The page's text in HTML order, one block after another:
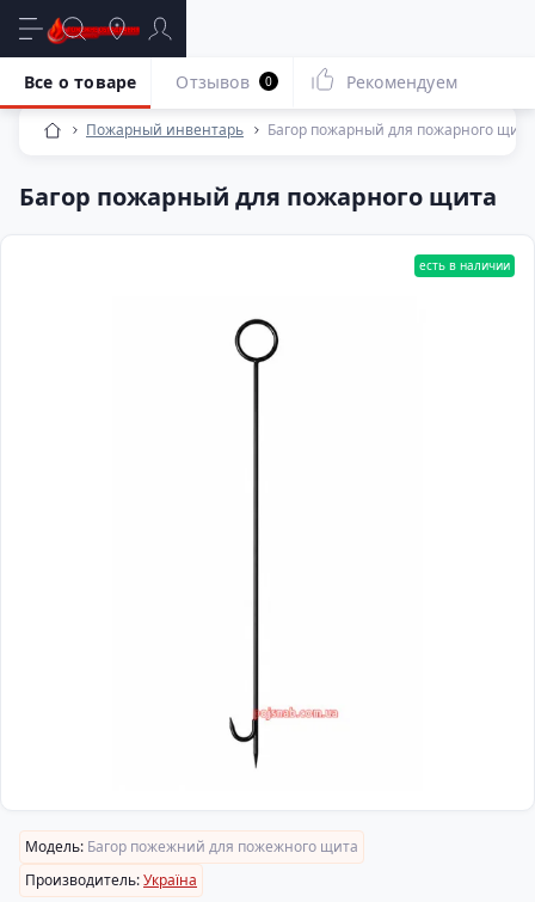
Пожарный инвентарь Багор пожарный для пожарного щита
Багор пожарный для пожарного щита
Все о товаре Отзывов 0 Рекомендуем
есть в наличии
Модель: Багор пожежний для пожежного щита
Производитель:Україна